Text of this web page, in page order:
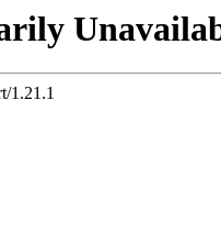
1.21.1